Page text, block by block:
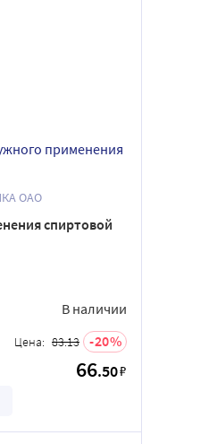
применения
ОАО
спиртовой
В наличии
Цена: 83.13 20
66.50₽